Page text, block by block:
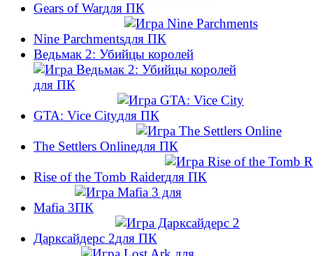
Gears of War
Nine Parchments
Ведьмак 2: Убийцы королей
GTA: Vice City
The Settlers Online
Rise of the Tomb Raider
Mafia 3
Дарксайдерс 2